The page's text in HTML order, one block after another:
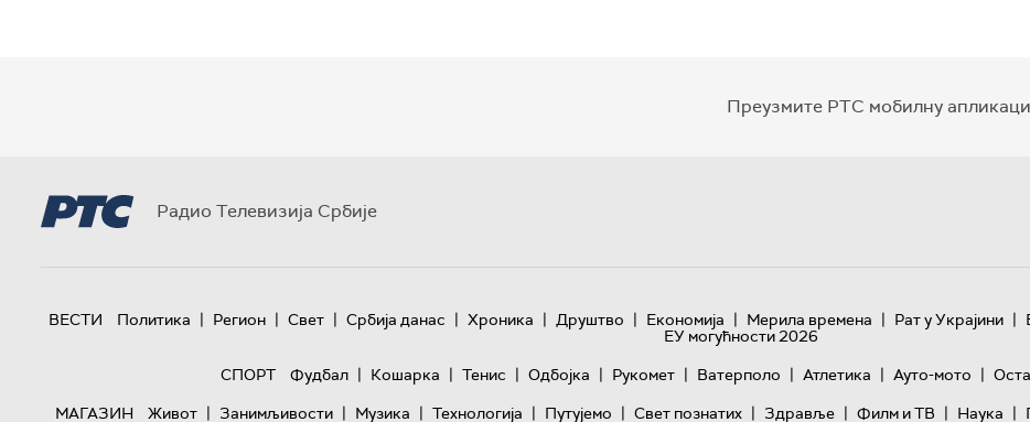
Преузмите РТС мобилну
Радио Телевизија Србије
ВЕСТИ Политика | Регион | Свет | Србија данас | Хроника | Друштво | Економија | Мерила времена | Рат у Украјини |
ЕУ могућности 2026
СПОРТ
Фудбал | Кошарка | Тенис | Одбојка | Рукомет | Ватерполо | Атлетика | Ауто-мото |
МАГАЗИН
Живот | Занимљивости | Музика | Технологијa | Путујемо | Свет познатих | Здравље | Филм и ТВ | Наука |